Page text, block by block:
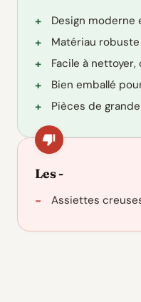
Design moderne
Matériau
Facile à
Bien emballé
Pièces de
Les -
Assiettes